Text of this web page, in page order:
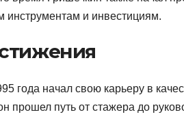
и инвестициям.
года начал свою карьеру в
прошел путь от стажера до